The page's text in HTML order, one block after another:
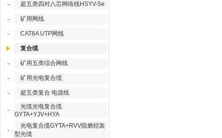
- 超五类四对八芯网络线HSYV-5e
- 矿用网线
- CAT6A UTP网线
复合缆
- 矿用五类综合网线
- 矿用光电复合缆
- 超五类复合 电源线
-
光缆光电复合缆
GYTA+YJV+HYA
-
光电复合缆GYTA+RVV阻燃铠装
型光缆